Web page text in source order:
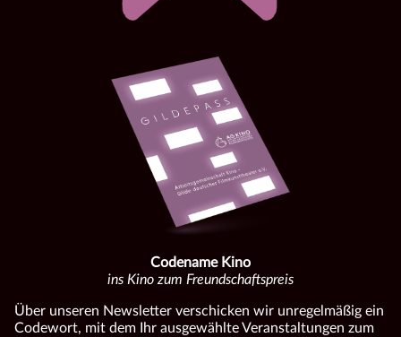
Codename Kino
ins Kino zum Freundschaftspreis
Über unseren Newsletter verschicken wir unregelmäßig ein
Codewort, mit dem Ihr ausgewählte Veranstaltungen zum